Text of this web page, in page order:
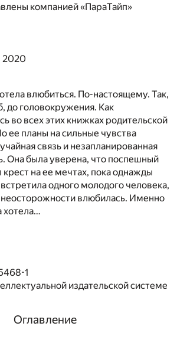
компанией «ПараТайп»
2020
влюбиться. По-настоящему. Так,
до головокружения. Как
во всех этих книжках родительской
ее планы на сильные чувства
связь и незапланированная
Она была уверена, что поспешный
крест на ее мечтах, пока однажды
одного молодого человека,
неосторожности влюбилась. Именно
хотела…
1
издательской системе
Оглавление